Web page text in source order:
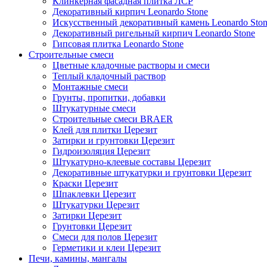
Декоративный кирпич Leonardo Stone
Искусственный декоративный камень Leonardo
Декоративный ригельный кирпич Leonardo Stone
Гипсовая плитка Leonardo Stone
Строительные смеси
Цветные кладочные растворы и смеси
Теплый кладочный раствор
Монтажные смеси
Грунты, пропитки, добавки
Штукатурные смеси
Строительные смеси BRAER
Клей для плитки Церезит
Затирки и грунтовки Церезит
Гидроизоляция Церезит
Штукатурно-клеевые составы Церезит
Декоративные штукатурки и грунтовки Церезит
Краски Церезит
Шпаклевки Церезит
Штукатурки Церезит
Затирки Церезит
Грунтовки Церезит
Смеси для полов Церезит
Герметики и клеи Церезит
Печи, камины, мангалы